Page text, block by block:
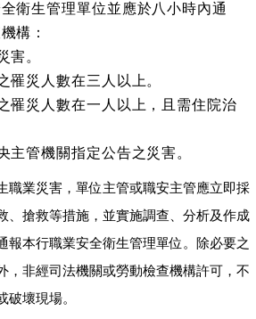
衛生管理單位並應於八小時內通
構：
害。
罹災人數在三人以上。
罹災人數在一人以上，且需住院治
主管機關指定公告之災害。
職業災害，單位主管或職安主管應立即採
、搶救等措施，並實施調查、分析及作成
報本行職業安全衛生管理單位。除必要之
，非經司法機關或勞動檢查機構許可，不
破壞現場。